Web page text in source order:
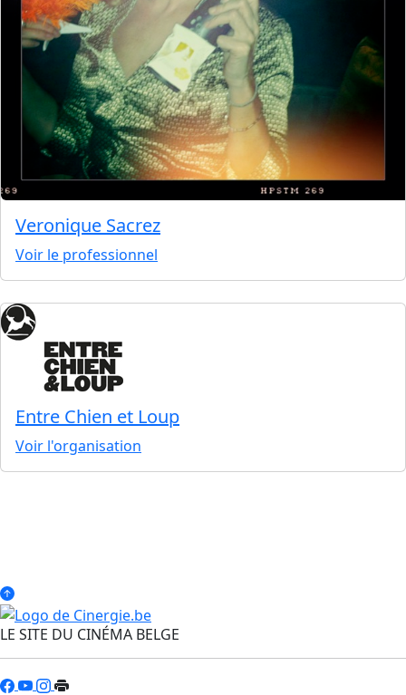
Veronique Sacrez
Voir le professionnel
Entre Chien et Loup
Voir l'organisation
LE SITE DU CINÉMA BELGE